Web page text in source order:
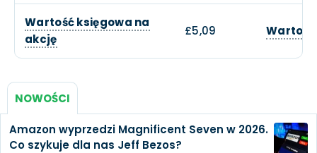
Wartość księgowa na
akcję
£5,09
NOWOŚCI
Amazon wyprzedzi Magnificent Seven w 2026.
Co szykuje dla nas Jeff Bezos?